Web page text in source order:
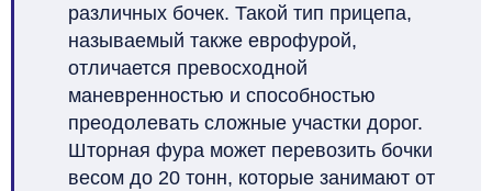
различных бочек. Такой тип прицепа,
называемый также еврофурой,
отличается превосходной
маневренностью и способностью
преодолевать сложные участки дорог.
Шторная фура может перевозить бочки
весом до 20 тонн, которые занимают от